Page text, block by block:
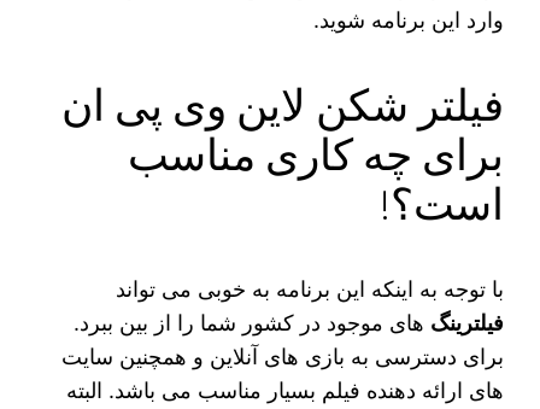
وارد این برنامه شوید.
فیلتر شکن لاین وی پی ان
برای چه کاری مناسب
است؟!
با توجه به اینکه این برنامه به خوبی می‌ تواند
فیلترینگ‌ های موجود در کشور شما را از بین ببرد.
برای دسترسی به بازی‌ های آنلاین و همچنین سایت‌
های ارائه دهنده فیلم بسیار مناسب می‌ باشد. البته